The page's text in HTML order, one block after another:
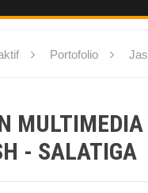
Portofolio
- SALATIGA